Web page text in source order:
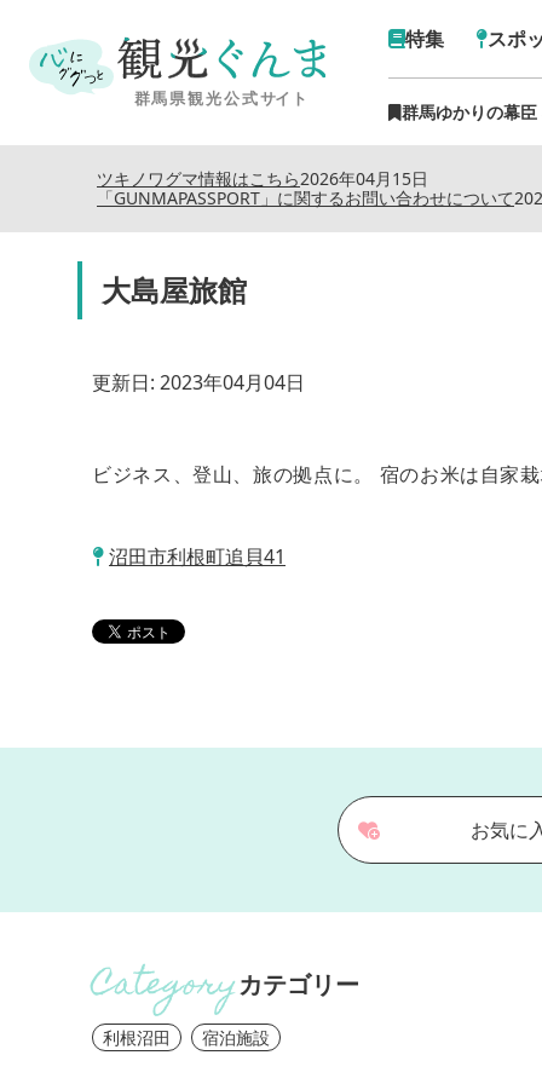
特集 スポ
群馬ゆかりの幕
2026年04月15日
ツキノワグマ情報はこちら
「GUNMAPASSPORT」に関するお問い合わせについて
大島屋旅館
更新日: 2023年04月04日
ビジネス、登山、旅の拠点に。 宿のお米は自家
沼田市利根町追貝41
お気に
カテゴリー
利根沼田 宿泊施設